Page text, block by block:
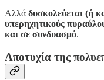
Αλλά δυσκολεύεται (ή
υπερηχητικούς
και σε συνδυασμό.
Αποτυχία της